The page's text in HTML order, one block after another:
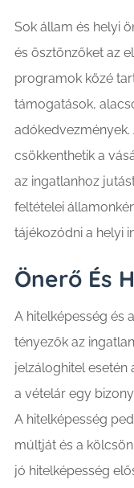
Sok állam és helyi
és ösztönzőket az
programok közé
támogatások,
adókedvezmények.
csökkenthetik a
az ingatlanhoz
feltételei
tájékozódni a helyi
Önerő És
A hitelképesség és
tényezők az
jelzáloghitel esetén
a vételár egy
A hitelképesség
múltját és a
jó hitelképesség